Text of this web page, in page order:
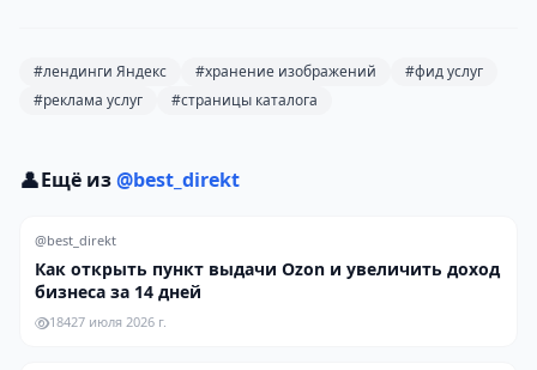
#лендинги Яндекс #хранение изображений
#фид услуг
#реклама услуг
#страницы каталога
👤Ещё из@best_direkt
@best_direkt
Как открыть пункт выдачи Ozon и увеличить доход
бизнеса за 14 дней
18427 июля 2026 г.